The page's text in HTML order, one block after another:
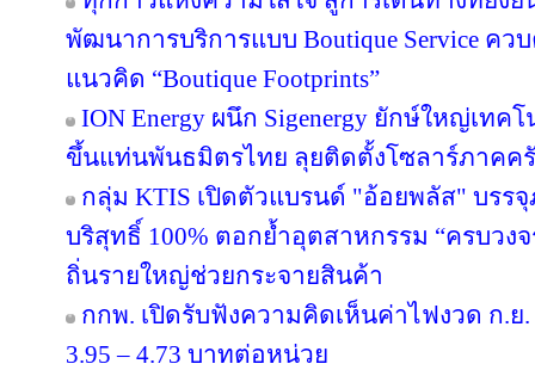
พัฒนาการบริการแบบ Boutique Service ค
แนวคิด “Boutique Footprints”
ION Energy ผนึก Sigenergy ยักษ์ใหญ่เท
ขึ้นแท่นพันธมิตรไทย ลุยติดตั้งโซลาร์ภาคครั
กลุ่ม KTIS เปิดตัวแบรนด์ "อ้อยพลัส" บร
บริสุทธิ์ 100% ตอกย้ำอุตสาหกรรม “ครบวง
ถิ่นรายใหญ่ช่วยกระจายสินค้า
กกพ. เปิดรับฟังความคิดเห็นค่าไฟงวด ก.ย.
3.95 – 4.73 บาทต่อหน่วย